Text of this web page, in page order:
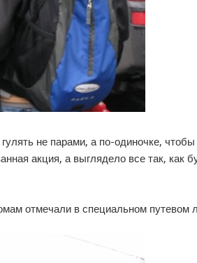
не парами, а по-одиночке,
акция, а выглядело все так,
отмечали в специальном путевом